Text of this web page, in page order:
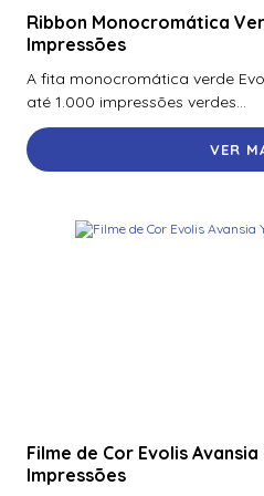
920Nmnnekma001 | Assa Abloy
R40
920Nsnnek20000 | Assa Abloy |
R40
920Pmnnekea073 | Assa Abloy
Rk40
Ribbon Monocromática
Impressões
A fita monocromática verde
até 1.000 impressões verdes...
VER
Filme de Cor Evolis
Impressões